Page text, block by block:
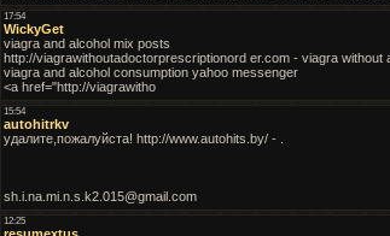
17:54
WickyGet
viagra and alcohol mix posts
http://viagrawithoutadoctorprescriptionord er.com - viagra without
viagra and alcohol consumption yahoo messenger
<a href="http://viagrawitho
15:54
autohitrkv
удалите,пожалуйста! http://www.autohits.by/ - .
sh.i.na.mi.n.s.k2.015@gmail.com
12:25